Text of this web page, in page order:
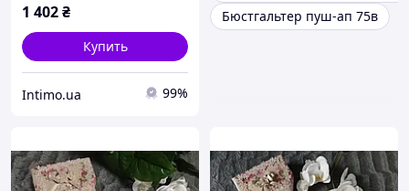
1 402₴
Купить
Intimo.ua 99%
Бюстгальтер пуш-ап 75в